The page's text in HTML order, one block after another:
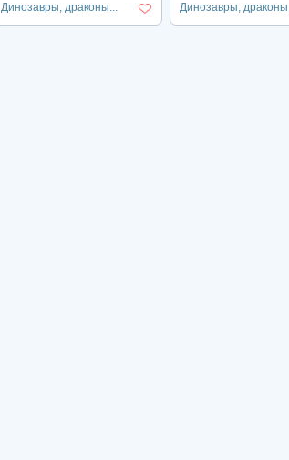
Динозавры, драконы... Динозавры,